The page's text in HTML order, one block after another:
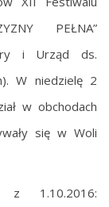
PEŁNA”
i Urząd ds.
W niedzielę 2
w obchodach
się w Woli
z 1.10.2016: